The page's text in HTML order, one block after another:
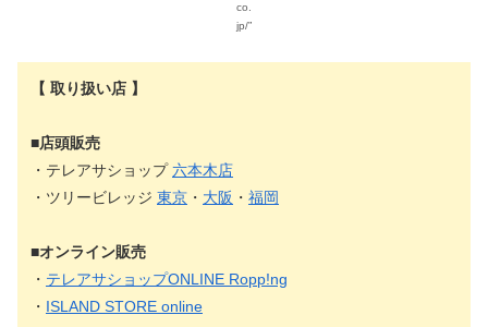
co.
jp/”
【 取り扱い店 】
■店頭販売
・テレアサショップ六本木店
・ツリービレッジ 東京 ・ 大阪 ・ 福岡
■オンライン販売
・ テレアサショップONLINE Ropp!ng
・ ISLAND STORE online